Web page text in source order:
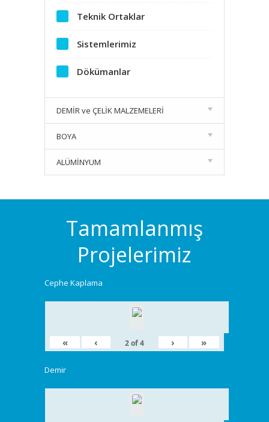
Teknik Ortaklar
Sistemlerimiz
Dökümanlar
DEMİR ve ÇELİK MALZEMELERİ
BOYA
ALÜMİNYUM
Tamamlanmış
Projelerimiz
Cephe Kaplama
« ‹ 2of4 › »
Demir